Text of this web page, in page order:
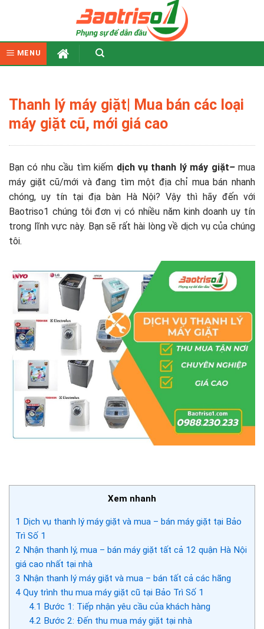
MENU
Thanh lý máy giặt| Mua bán các loại
máy giặt cũ, mới giá cao
Bạn có nhu cầu tìm kiếm dịch vụ thanh lý máy giặt–mua
máy giặt cũ/mới và đang tìm một địa chỉ mua bán nhanh
chóng, uy tín tại địa bàn Hà Nội? Vậy thì hãy đến với
Baotriso1 chúng tôi đơn vị có nhiều năm kinh doanh uy tín
trong lĩnh vực này. Bạn sẽ rất hài lòng về dịch vụ của chúng
tôi.
Xem nhanh
1 Dịch vụ thanh lý máy giặt và mua – bán máy giặt tại Bảo
Trì Số 1
2 Nhận thanh lý, mua – bán máy giặt tất cả 12 quận Hà Nội
giá cao nhất tại nhà
3 Nhận thanh lý máy giặt và mua – bán tất cả các hãng
4 Quy trình thu mua máy giặt cũ tại Bảo Trì Số 1
4.1 Bước 1: Tiếp nhận yêu cầu của khách hàng
4.2 Bước 2: Đến thu mua máy giặt tại nhà